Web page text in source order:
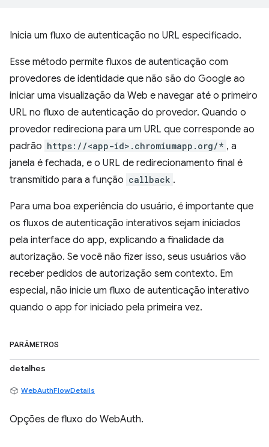
Inicia um fluxo de autenticação no URL especificado.
Esse método permite fluxos de autenticação com
provedores de identidade que não são do Google ao
iniciar uma visualização da Web e navegar até o primeiro
URL no fluxo de autenticação do provedor. Quando o
provedor redireciona para um URL que corresponde ao
padrão https://<app-id>.chromiumapp.org/* , a
janela é fechada, e o URL de redirecionamento final é
transmitido para a função callback .
Para uma boa experiência do usuário, é importante que
os fluxos de autenticação interativos sejam iniciados
pela interface do app, explicando a finalidade da
autorização. Se você não fizer isso, seus usuários vão
receber pedidos de autorização sem contexto. Em
especial, não inicie um fluxo de autenticação interativo
quando o app for iniciado pela primeira vez.
PARÂMETROS
detalhes
WebAuthFlowDetails
Opções de fluxo do WebAuth.